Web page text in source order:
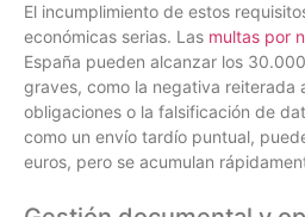
El incumplimiento de estos
económicas serias. Las multas por
España pueden alcanzar los
graves, como la negativa reiterada
obligaciones o la falsificación de
como un envío tardío puntual,
euros, pero se acumulan